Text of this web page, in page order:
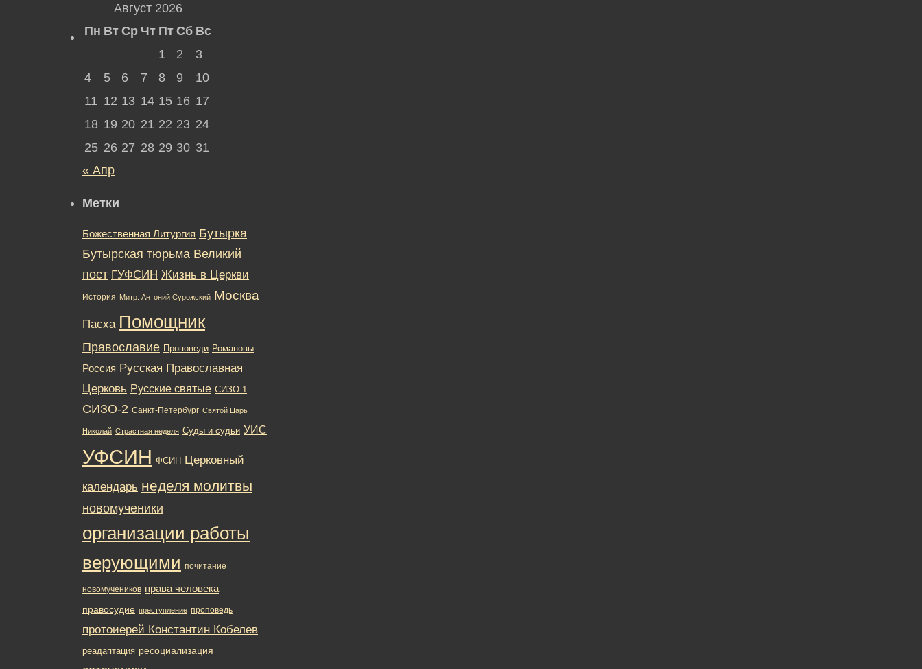
Август 2026
Пн Вт Ср Чт Пт Сб Вс
1
2
3
4
5 6 7 8 9
10
11 12 13 14 15 16 17
18 19 20 21 22 23 24
25 26 27 28 29 30 31
« Апр
Метки
Божественная Литургия Бутырка
Бутырская тюрьма Великий
пост ГУФСИН Жизнь в Церкви
История Митр. Антоний Сурожский Москва
Пасха Помощник
Православие Проповеди Романовы
Россия Русская Православная
Церковь Русские святые СИЗО-1
СИЗО-2 Санкт-Петербург Святой Царь
Николай Страстная неделя Суды и судьи УИС
УФСИН ФСИН Церковный
календарь неделя молитвы
новомученики
организации работы
верующими почитание
новомучеников права человека
правосудие преступление проповедь
протоиерей Константин Кобелев
реадаптация ресоциализация